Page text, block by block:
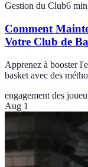
Gestion du Club6 min
Comment
Votre Club de
Apprenez à booster
basket avec des
engagement des
Aug 1